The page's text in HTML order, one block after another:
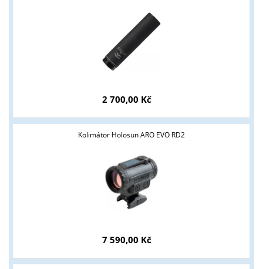
2 700,00 Kč
Kolimátor Holosun ARO EVO RD2
7 590,00 Kč